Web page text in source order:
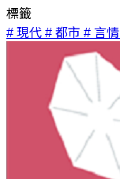
標籤
# 現代 # 都市 # 言情